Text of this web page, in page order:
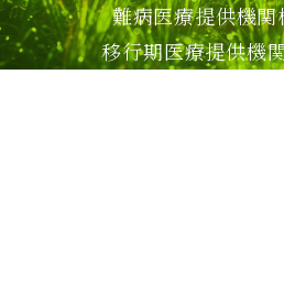
難病医療提供機関
移行期医療提供機